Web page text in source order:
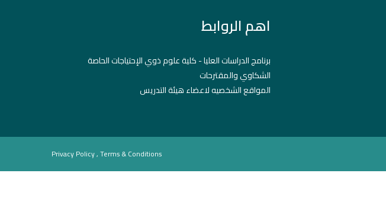
اهم الروابط
برنامج الدراسات العليا - كلية علوم ذوي الإحتياجات الحاصة
الشكاوي والمقترحات
المواقع الشخصيه لاعضاء هيئة التدريس
Privacy Policy , Terms & Conditions